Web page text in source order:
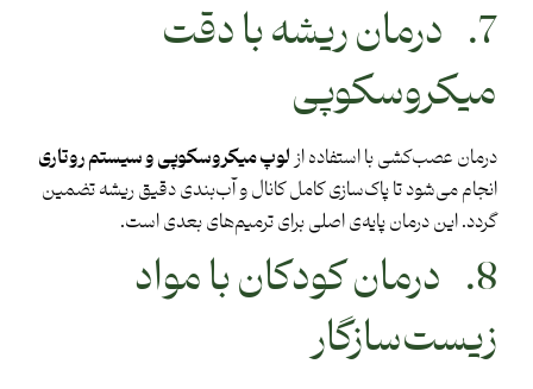
7. درمان ریشه با دقت
میکروسکوپی
درمان عصب‌کشی با استفاده ازلوپ میکروسکوپی و سیستم روتاری
انجام می‌شود تا پاک‌سازی کامل کانال و آب‌بندی دقیق ریشه تضمین
گردد. این درمان پایه‌ی اصلی برای ترمیم‌های بعدی است.
8. درمان کودکان با مواد
زیست‌سازگار